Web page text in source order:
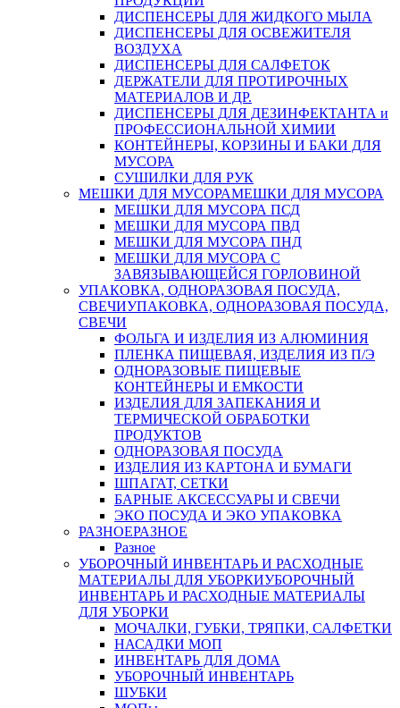
ДИСПЕНСЕРЫ ДЛЯ ЖИДКОГО МЫЛА
ДИСПЕНСЕРЫ ДЛЯ ОСВЕЖИТЕЛЯ
ВОЗДУХА
ДИСПЕНСЕРЫ ДЛЯ САЛФЕТОК
ДЕРЖАТЕЛИ ДЛЯ ПРОТИРОЧНЫХ
МАТЕРИАЛОВ И ДР.
ДИСПЕНСЕРЫ ДЛЯ ДЕЗИНФЕКТАНТА и
ПРОФЕССИОНАЛЬНОЙ ХИМИИ
КОНТЕЙНЕРЫ, КОРЗИНЫ И БАКИ ДЛЯ
МУСОРА
СУШИЛКИ ДЛЯ РУК
МЕШКИ ДЛЯ МУСОРАМЕШКИ ДЛЯ МУСОРА
МЕШКИ ДЛЯ МУСОРА ПСД
МЕШКИ ДЛЯ МУСОРА ПВД
МЕШКИ ДЛЯ МУСОРА ПНД
МЕШКИ ДЛЯ МУСОРА С
ЗАВЯЗЫВАЮЩЕЙСЯ ГОРЛОВИНОЙ
УПАКОВКА, ОДНОРАЗОВАЯ ПОСУДА,
СВЕЧИУПАКОВКА, ОДНОРАЗОВАЯ ПОСУДА,
СВЕЧИ
ФОЛЬГА И ИЗДЕЛИЯ ИЗ АЛЮМИНИЯ
ПЛЕНКА ПИЩЕВАЯ, ИЗДЕЛИЯ ИЗ П/Э
ОДНОРАЗОВЫЕ ПИЩЕВЫЕ
КОНТЕЙНЕРЫ И ЕМКОСТИ
ИЗДЕЛИЯ ДЛЯ ЗАПЕКАНИЯ И
ТЕРМИЧЕСКОЙ ОБРАБОТКИ
ПРОДУКТОВ
ОДНОРАЗОВАЯ ПОСУДА
ИЗДЕЛИЯ ИЗ КАРТОНА И БУМАГИ
ШПАГАТ, СЕТКИ
БАРНЫЕ АКСЕССУАРЫ И СВЕЧИ
ЭКО ПОСУДА И ЭКО УПАКОВКА
РАЗНОЕРАЗНОЕ
Разное
УБОРОЧНЫЙ ИНВЕНТАРЬ И РАСХОДНЫЕ
МАТЕРИАЛЫ ДЛЯ УБОРКИУБОРОЧНЫЙ
ИНВЕНТАРЬ И РАСХОДНЫЕ МАТЕРИАЛЫ
ДЛЯ УБОРКИ
МОЧАЛКИ, ГУБКИ, ТРЯПКИ, САЛФЕТКИ
НАСАДКИ МОП
ИНВЕНТАРЬ ДЛЯ ДОМА
УБОРОЧНЫЙ ИНВЕНТАРЬ
ШУБКИ